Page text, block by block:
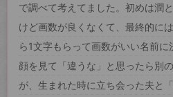
で調べて考えてました。初めは潤
けど画数が良くなくて、最終的に
ら1文字もらって画数がいい名前
顔を見て「違うな」と思ったら別
が、生まれた時に立ち会った夫と